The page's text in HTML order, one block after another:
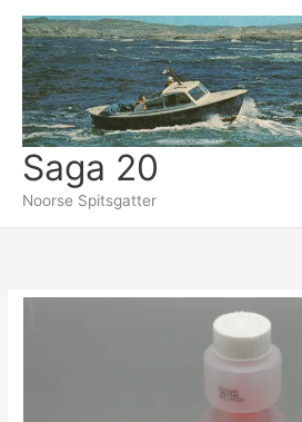
naar
inhoud
Saga 20
Noorse Spitsgatter